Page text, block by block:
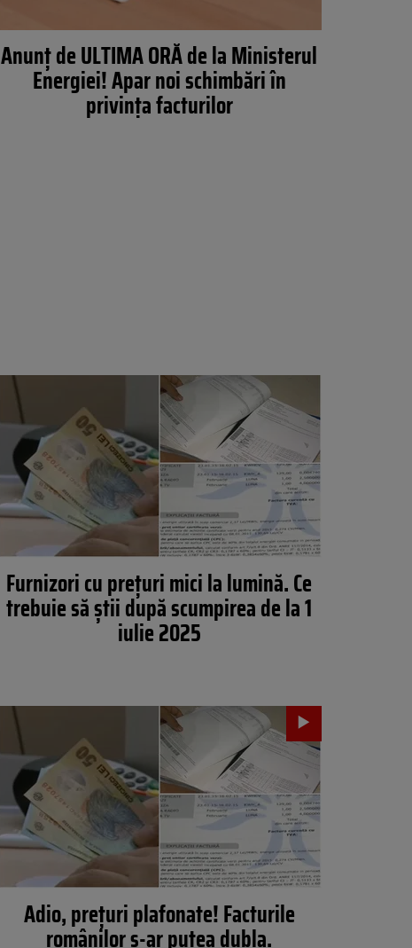
Anunț de ULTIMA ORĂ de la Ministerul
Energiei! Apar noi schimbări în
privința facturilor
Furnizori cu prețuri mici la lumină. Ce
trebuie să știi după scumpirea de la 1
iulie 2025
Adio, prețuri plafonate! Facturile
românilor s-ar putea dubla.